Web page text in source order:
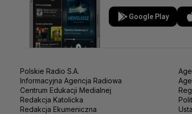
Google Play
Polskie Radio S.A.
Informacyjna Agencja Radiowa
Centrum Edukacji Medialnej
Redakcja Katolicka
Redakcja Ekumeniczna